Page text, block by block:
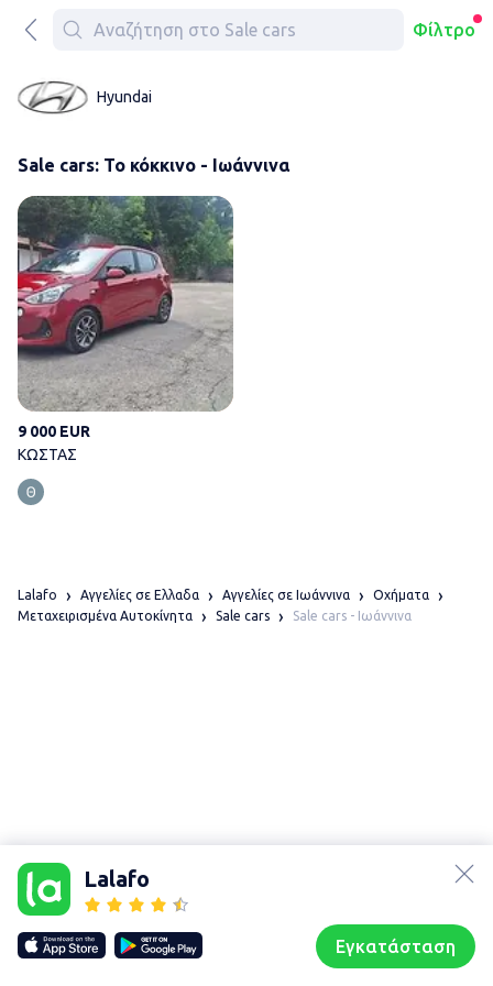
Φίλτρο
Hyundai
Sale cars: Το κόκκινο - Ιωάννινα
9 000 EUR
ΚΩΣΤΑΣ
Lalafo
Εγκατάσταση
Lalafo Αγγελίες σε Ελλαδα Αγγελίες σε Ιωάννινα
Οχήματα
Μεταχειρισμένα Αυτοκίνητα
Sale cars Sale cars - Ιωάννινα
Our websites
lalafo.kg
lalafo.rs
lalafo.pl
Sitemap
Χάρτης
Συζητήσεις Προφίλ